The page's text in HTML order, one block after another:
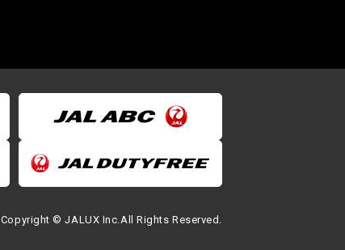
Copyright © JALUX Inc.All Rights Reserved.